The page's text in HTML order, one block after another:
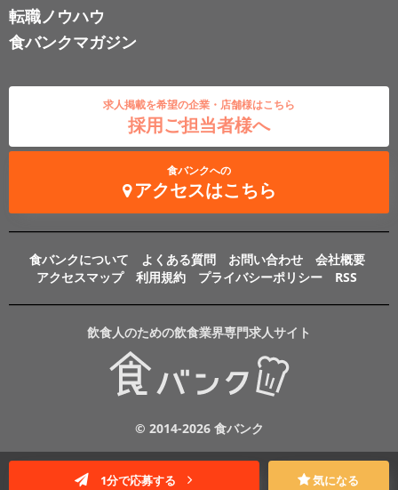
1分で応募する 気になる
転職ノウハウ
食バンクマガジン
求人掲載を希望の企業・店舗様はこちら
採用ご担当者様へ
食バンクへの
アクセスはこちら
食バンクについて よくある質問 お問い合わせ
会社概要
アクセスマップ
利用規約 プライバシーポリシー RSS
飲食人のための飲食業界専門求人サイト
© 2014-2026 食バンク